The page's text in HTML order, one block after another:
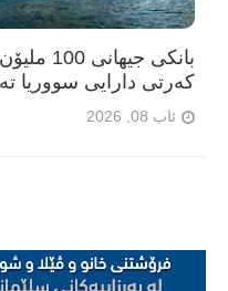
بانکی
کەرتی دارایی سووریا
ئاب 08, 2026